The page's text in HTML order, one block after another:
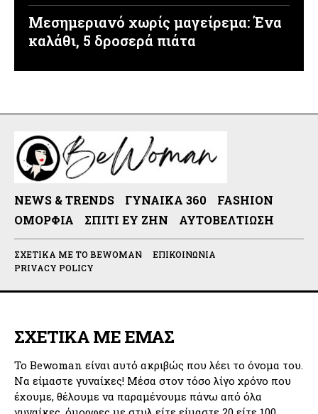
Μεσημεριανό χωρίς μαγείρεμα: Ένα
καλάθι, 5 δροσερά πιάτα
NEWS & TRENDS ΓΥΝΑΊΚΑ 360
FASHION
ΟΜΟΡΦΙΆ
ΣΠΊΤΙ ΕΥ ΖΗΝ ΑΥΤΟΒΕΛΤΊΩΣΗ
ΣΧΕΤΙΚΆ ΜΕ ΤΟ BEWOMAN
ΕΠΙΚΟΙΝΩΝΊΑ
PRIVACY POLICY
ΣΧΕΤΙΚΑ ΜΕ ΕΜΑΣ
Το Bewoman είναι αυτό ακριβώς που λέει το όνομα του.
Να είμαστε γυναίκες! Μέσα στον τόσο λίγο χρόνο που
έχουμε, θέλουμε να παραμένουμε πάνω από όλα